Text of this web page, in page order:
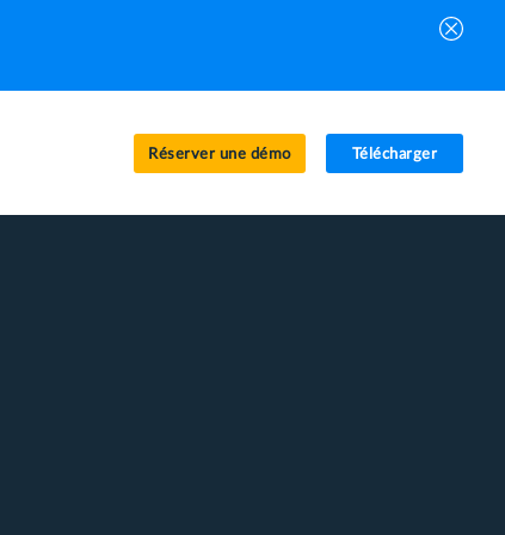
Réserver une démo Télécharger